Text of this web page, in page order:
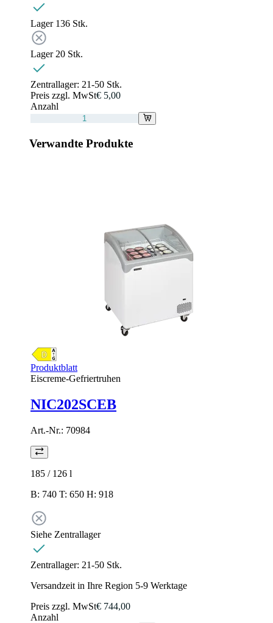
Lager 136 Stk.
Lager 20 Stk.
Zentrallager: 21-50 Stk.
Preis zzgl. MwSt€ 5,00
Anzahl
Verwandte Produkte
Produktblatt
Eiscreme-Gefriertruhen
NIC202SCEB
Art.-Nr.: 70984
185 / 126 l
B: 740 T: 650 H: 918
Siehe Zentrallager
Zentrallager: 21-50 Stk.
Versandzeit in Ihre Region 5-9 Werktage
Preis zzgl. MwSt€ 744,00
Anzahl